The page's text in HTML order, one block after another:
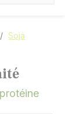
Soja